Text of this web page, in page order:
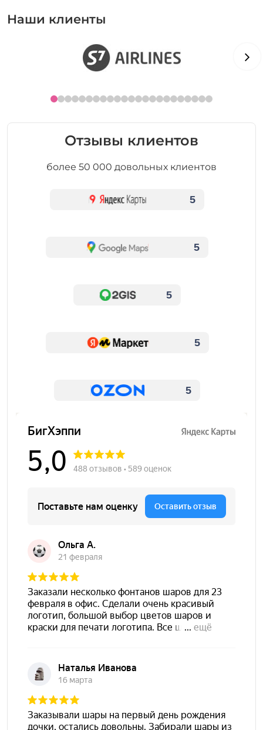
Наши клиенты
Отзывы клиентов
более 50 000 довольных клиентов
5
5
5
5
5